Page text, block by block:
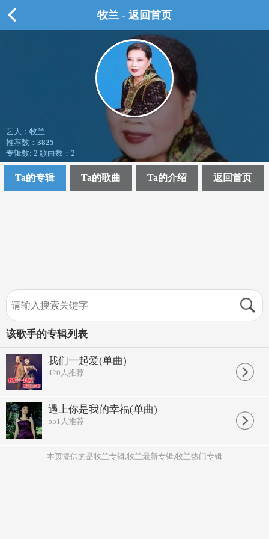
牧兰 - 返回首页
艺人：牧兰
推荐数： 3825
专辑数: 2 歌曲数：2
Ta的专辑 Ta的歌曲 Ta的介绍 返回首页
该歌手的专辑列表
我们一起爱(单曲)
420 人推荐
遇上你是我的幸福(单曲)
551 人推荐
本页提供的是牧兰专辑,牧兰最新专辑,牧兰热门专辑